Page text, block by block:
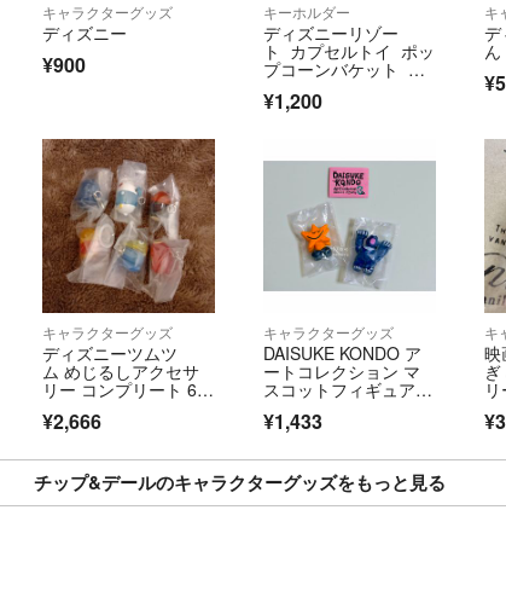
仕事の関係上、
す。
夜分遅くの返信
送料最安の方法
普通郵便(補償
ねます。発生し
ご心配な方はプ
厚みがある品物(
その他、梱包に
い。
各商品ページで
週に1~2回の発
特に連休や週末
キャラクターグッズ
ディズニー
¥900
キーホルダー
ディズニーリゾー
ト カプセルトイ ポッ
プコーンバケット チ
¥1,200
キ
デ
キャラクターグッズ
ディズニーツムツ
ム めじるしアクセサ
リー コンプリート 6
個 まとめ売り
¥2,666
キャラクターグッズ
DAISUKE KONDO ア
ートコレクション マ
スコットフィギュア
３ 星 熊 ガチャ
¥1,433
キ
映
ャ
チップ&デールのキャラクターグッズをもっと見る